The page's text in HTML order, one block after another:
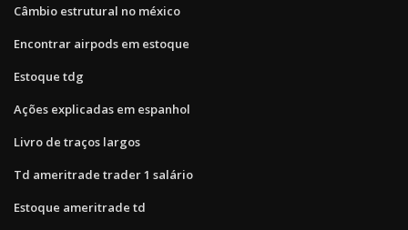
Câmbio estrutural no méxico
Encontrar airpods em estoque
Estoque tdg
Ações explicadas em espanhol
Livro de traços largos
Td ameritrade trader 1 salário
Estoque ameritrade td